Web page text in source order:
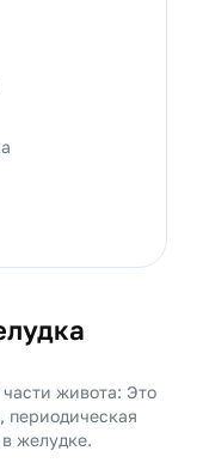
живота: Это
желудке.